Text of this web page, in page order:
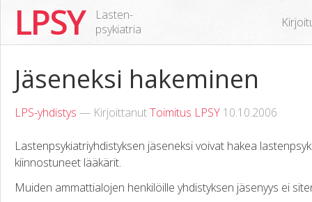
LPSY
Lasten-
psykiatria
Jäseneksi hakeminen
LPS-yhdistys — KirjoittanutToimitus LPSY 10.10.2006
Lastenpsykiatriyhdistyksen jäseneksi voivat hakea
kiinnostuneet lääkärit.
Muiden ammattialojen henkilöille yhdistyksen jäsenyys ei